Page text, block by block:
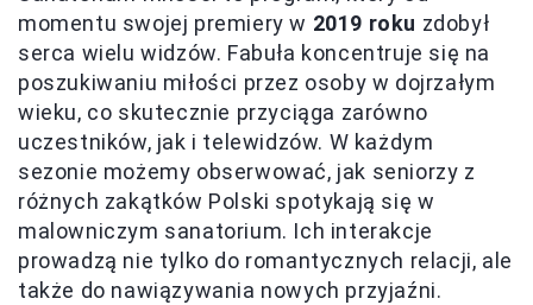
momentu swojej premiery w 2019 roku zdobył
serca wielu widzów. Fabuła koncentruje się na
poszukiwaniu miłości przez osoby w dojrzałym
wieku, co skutecznie przyciąga zarówno
uczestników, jak i telewidzów. W każdym
sezonie możemy obserwować, jak seniorzy z
różnych zakątków Polski spotykają się w
malowniczym sanatorium. Ich interakcje
prowadzą nie tylko do romantycznych relacji, ale
także do nawiązywania nowych przyjaźni.